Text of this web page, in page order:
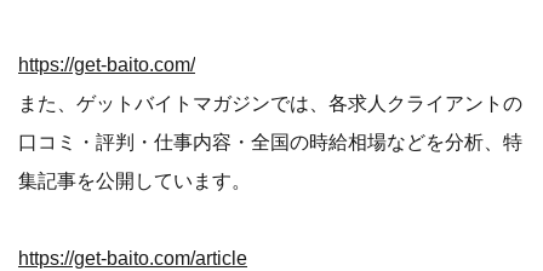
https://get-baito.com/
また、ゲットバイトマガジンでは、各求人クライアントの
口コミ・評判・仕事内容・全国の時給相場などを分析、特
集記事を公開しています。
https://get-baito.com/article